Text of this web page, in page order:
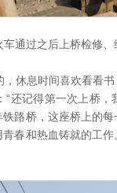
车通过之后上桥检修、
休息时间喜欢看看
还记得第一次上桥
路桥，这座桥上的
春和热血铸就的工